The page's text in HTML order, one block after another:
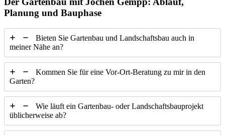
Planung und Bauphase
Bieten Sie Gartenbau und Landschaftsbau auch in
meiner Nähe an?
Kommen Sie für eine Vor-Ort-Beratung zu mir in den
Garten?
Wie läuft ein Gartenbau- oder Landschaftsbauprojekt
üblicherweise ab?